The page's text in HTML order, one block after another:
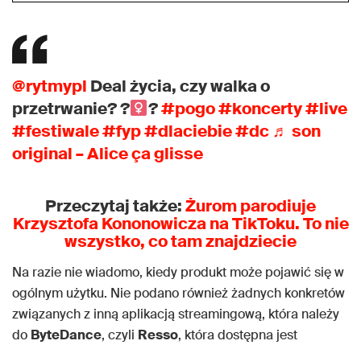
@rytmypl Deal życia, czy walka o
przetrwanie? ?
?#pogo#koncerty#live
#festiwale#fyp#dlaciebie#dc ♬ son
original – Alice ça glisse
Przeczytaj także:Żurom parodiuje
Krzysztofa Kononowicza na TikToku. To nie
wszystko, co tam znajdziecie
Na razie nie wiadomo, kiedy produkt może pojawić się w
ogólnym użytku. Nie podano również żadnych konkretów
związanych z inną aplikacją streamingową, która należy
do ByteDance, czyli Resso, która dostępna jest